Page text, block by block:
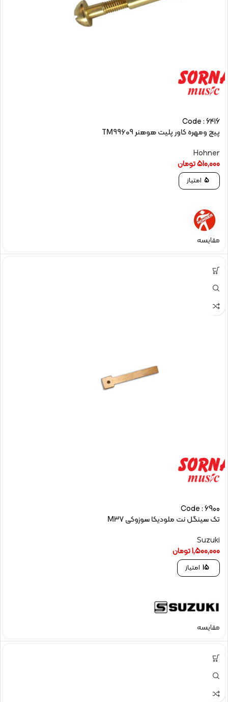
Code : 6416
پیچ ومهره کاور پلیت هوهنر TM99609
Hohner
510,000تومان
5 امتیاز
مقایسه
Code : 6900
تک سینگل نت ملودیکا سوزوکی M37
Suzuki
1,500,000تومان
15 امتیاز
مقایسه